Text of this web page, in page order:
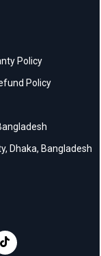
Policy
Policy
Dhaka, Bangladesh